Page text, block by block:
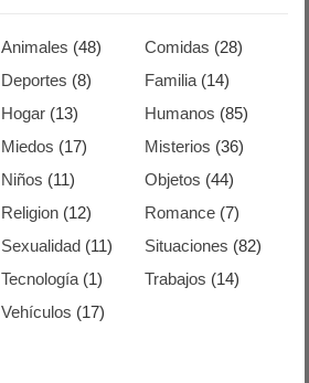
Animales (48) Comidas (28)
Deportes (8) Familia(14)
Hogar (13) Humanos (85)
Miedos (17) Misterios (36)
Niños (11) Objetos (44)
Religion (12) Romance(7)
Sexualidad (11) Situaciones (82)
Tecnología (1) Trabajos (14)
Vehículos (17)